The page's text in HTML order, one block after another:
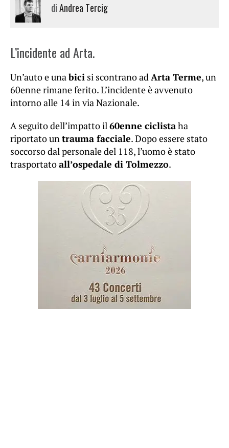
diAndrea Tercig
L’incidente ad Arta.
Un’auto e unabici si scontrano ad Arta Terme, un
60enne rimane ferito. L’incidente è avvenuto
intorno alle 14 in via Nazionale.
A seguito dell’impatto il 60enne ciclistaha
riportato un trauma facciale. Dopo essere stato
soccorso dal personale del 118, l’uomo è stato
trasportatoall’ospedale di Tolmezzo.